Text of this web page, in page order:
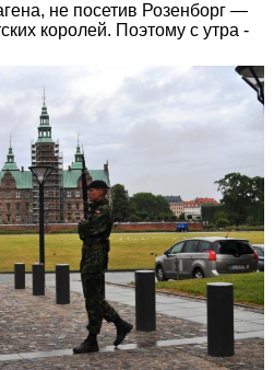
не посетив Розенборг —
королей. Поэтому с утра -